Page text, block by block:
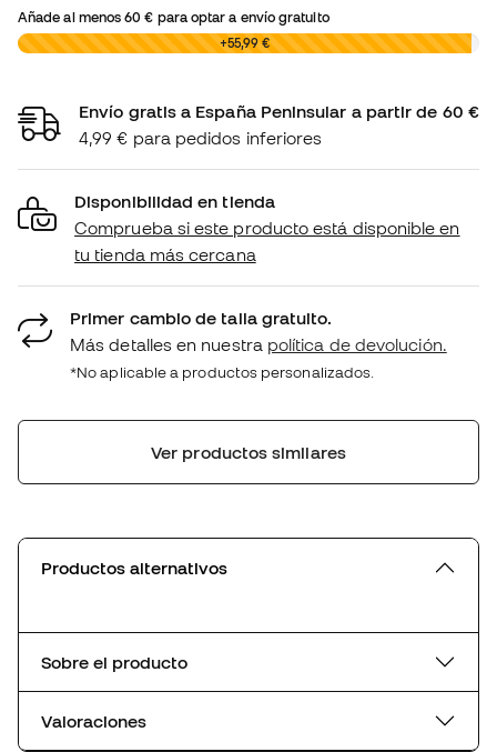
Añade al menos60 € para optar a envío gratuito
0,00 € +55,99 €
Envío gratis a España Peninsular a partir de 60 €
4,99 € para pedidos inferiores
Disponibilidad en tienda
Comprueba si este producto está disponible en
tu tienda más cercana
Primer cambio de talla gratuito.
Más detalles en nuestra política de devolución.
*No aplicable a productos personalizados.
Ver productos similares
Productos alternativos
Sobre el producto
Valoraciones